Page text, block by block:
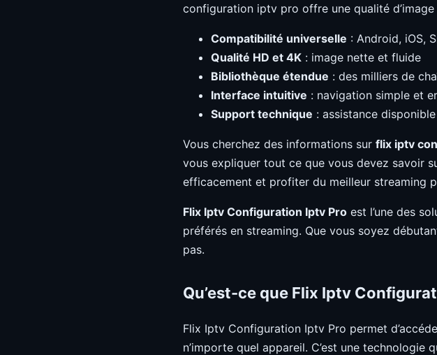
configuration iptv pro offre une qualité
Compatibilité universelle : Android, iOS,
Qualité HD et 4K : image nette et fluide
Bibliothèque étendue : des milliers de
Interface intuitive : navigation simple et
Support technique : assistance
Vous cherchez des informations sur flix iptv
vous expliquer tout ce que vous devez savoir
efficacement et profiter du meilleur streaming
Flix Iptv Configuration Iptv Pro est l’une des
préférés en streaming. Que vous soyez
pas.
Qu’est-ce que Flix Iptv
Flix Iptv Configuration Iptv Pro permet
n’importe quel appareil. C’est une